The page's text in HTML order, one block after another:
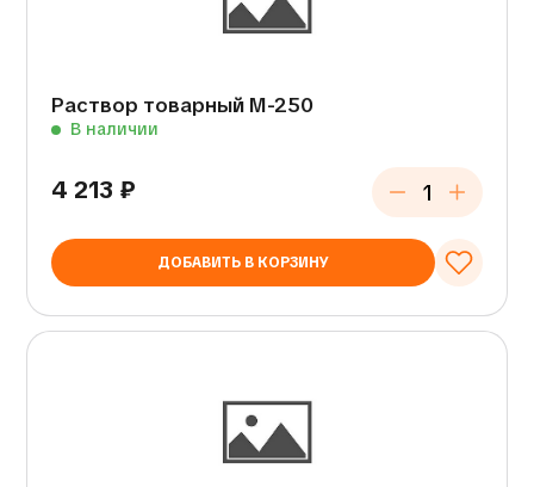
Раствор товарный М-250
В наличии
4 213 ₽
ДОБАВИТЬ В КОРЗИНУ